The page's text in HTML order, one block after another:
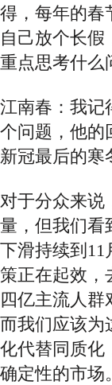
得，每年的春
自己放个长
重点思考什么
江南春：我记
个问题，他的
新冠最后的寒
对于分众来说
量， 但我们看
下滑持续到11
策正在起效，
四亿主流人
而我们应该为
化代替同质化
确定性的市场。